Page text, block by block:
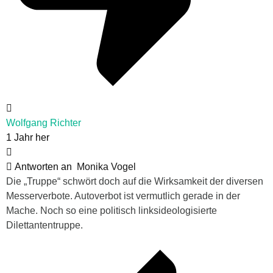
Wolfgang Richter
1 Jahr her
Antworten an
Monika Vogel
Die „Truppe“ schwört doch auf die Wirksamkeit der diversen
Messerverbote. Autoverbot ist vermutlich gerade in der
Mache. Noch so eine politisch linksideologisierte
Dilettantentruppe.